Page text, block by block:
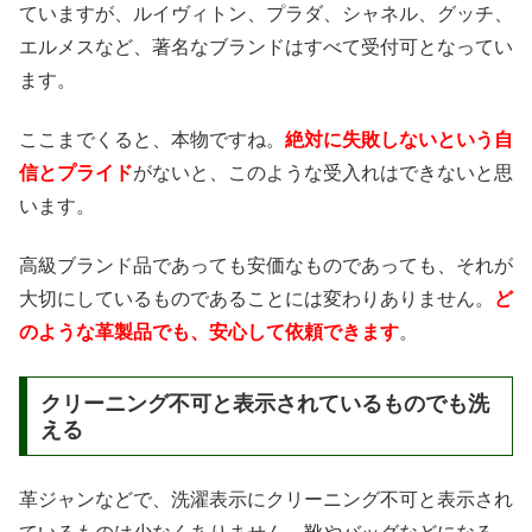
ていますが、ルイヴィトン、プラダ、シャネル、グッチ、
エルメスなど、著名なブランドはすべて受付可となってい
ます。
ここまでくると、本物ですね。 絶対に失敗しないという自
信とプライドがないと、このような受入れはできないと思
います。
高級ブランド品であっても安価なものであっても、それが
大切にしているものであることには変わりありません。
ど
のような革製品でも、安心して依頼できます。
クリーニング不可と表示されているものでも洗
える
革ジャンなどで、洗濯表示にクリーニング不可と表示され